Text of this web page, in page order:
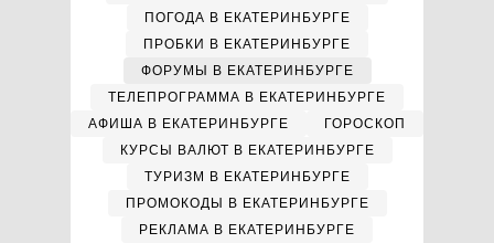
ПОГОДА В ЕКАТЕРИНБУРГЕ
ПРОБКИ В ЕКАТЕРИНБУРГЕ
ФОРУМЫ В ЕКАТЕРИНБУРГЕ
ТЕЛЕПРОГРАММА В ЕКАТЕРИНБУРГЕ
АФИША В ЕКАТЕРИНБУРГЕ
ГОРОСКОП
КУРСЫ ВАЛЮТ В ЕКАТЕРИНБУРГЕ
ТУРИЗМ В ЕКАТЕРИНБУРГЕ
ПРОМОКОДЫ В ЕКАТЕРИНБУРГЕ
РЕКЛАМА В ЕКАТЕРИНБУРГЕ